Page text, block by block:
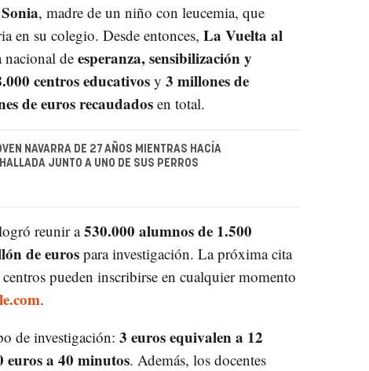
Sonia, madre de un niño con leucemia, que
en su colegio. Desde entonces, La Vuelta al
deesperanza, sensibilización y
centros educativosy 3 millones de
de euros recaudadosen total.
NAVARRA DE 27 AÑOS MIENTRAS HACÍA
JUNTO A UNO DE SUS PERROS
reunir a530.000 alumnos de 1.500
de eurospara investigación. La próxima cita
pueden inscribirse en cualquier momento
.
de investigación: 3 euros equivalen a 12
euros a 40 minutos. Además, los docentes